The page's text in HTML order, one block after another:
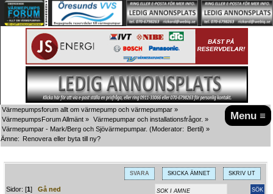
Menu ≡
Värmepumpsforum allt om värmepump och värmepumpar »
VärmepumpsForum Allmänt » Värmepumpar och installationsfrågor. »
Värmepumpar - Mark/Berg och Sjövärmepumpar. (Moderator: Bertil) »
Ämne: Renovera eller byta till ny?
SVARA SKICKA ÄMNET SKRIV UT
Sidor: [1]Gå ned